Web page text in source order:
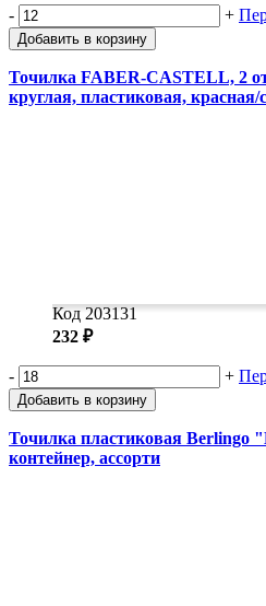
- +
Добавить в корзину
Точилка FABER-CASTELL, 2
круглая, пластиковая, красная/
Код 203131
232 ₽
- +
Добавить в корзину
Точилка пластиковая Berlingo
контейнер, ассорти